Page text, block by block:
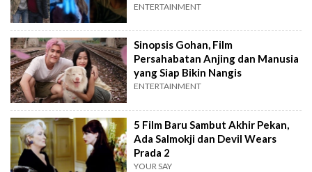
ENTERTAINMENT
Sinopsis Gohan, Film
Persahabatan Anjing dan Manusia
yang Siap Bikin Nangis
ENTERTAINMENT
5 Film Baru Sambut Akhir Pekan,
Ada Salmokji dan Devil Wears
Prada 2
YOUR SAY